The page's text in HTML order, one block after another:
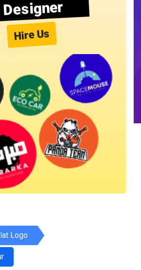
Designer
Hire Us
Logo